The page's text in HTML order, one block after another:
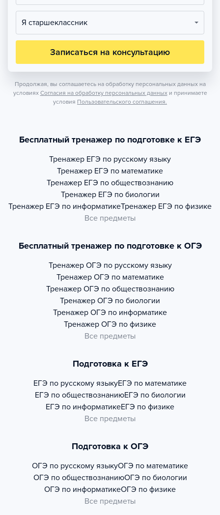
Я старшеклассник
Записаться на консультацию
Продолжая, вы соглашаетесь на обработку персональных данных на
условиях Согласия на обработку персональных данных и принимаете
условия Пользовательского соглашения.
Бесплатный тренажер по подготовке к ЕГЭ
Тренажер ЕГЭ по русскому языку
Тренажер ЕГЭ по математике
Тренажер ЕГЭ по обществознанию
Тренажер ЕГЭ по биологии
Тренажер ЕГЭ по информатикеТренажер ЕГЭ по физике
Все предметы
Бесплатный тренажер по подготовке к ОГЭ
Тренажер ОГЭ по русскому языку
Тренажер ОГЭ по математике
Тренажер ОГЭ по обществознанию
Тренажер ОГЭ по биологии
Тренажер ОГЭ по информатике
Тренажер ОГЭ по физике
Все предметы
Подготовка к ЕГЭ
ЕГЭ по русскому языкуЕГЭ по математике
ЕГЭ по обществознаниюЕГЭ по биологии
ЕГЭ по информатикеЕГЭ по физике
Все предметы
Подготовка к ОГЭ
ОГЭ по русскому языкуОГЭ по математике
ОГЭ по обществознаниюОГЭ по биологии
ОГЭ по информатикеОГЭ по физике
Все предметы